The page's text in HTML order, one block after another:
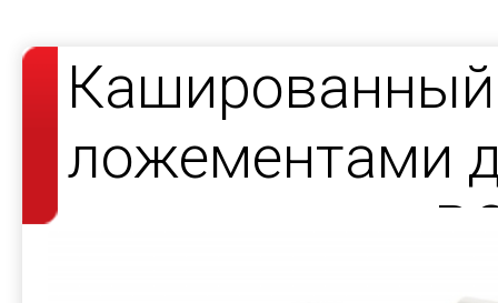
ложементами
продукции —